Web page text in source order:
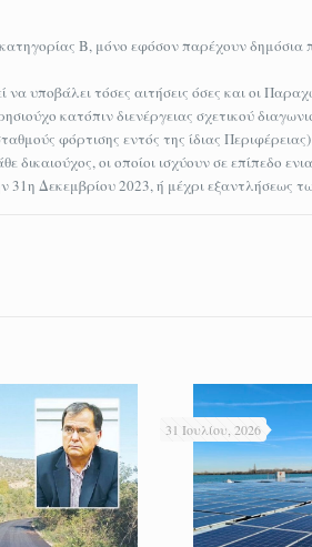
Β, μόνο εφόσον παρέχουν δημόσια
υποβάλει τόσες αιτήσεις όσες και οι
κατόπιν διενέργειας σχετικού
φόρτισης εντός της ίδιας
δικαιούχος, οι οποίοι ισχύουν σε επίπεδο
Δεκεμβρίου 2023, ή μέχρι εξαντλήσεως
31 Ιουλίου, 2026